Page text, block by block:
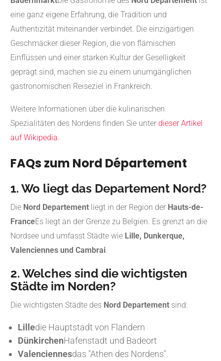
eine ganz eigene Erfahrung, die Tradition und
Authentizität miteinander verbindet. Die einzigartigen
Geschmäcker dieser Region, die von flämischen
Einflüssen und einer starken Kultur der Geselligkeit
geprägt sind, machen sie zu einem unumgänglichen
gastronomischen Reiseziel in Frankreich.
Weitere Informationen über die kulinarischen
Spezialitäten des Nordens finden Sie unter dieser Artikel
auf Wikipedia
FAQs zum Nord Département
1. Wo liegt das Departement Nord?
Die Nord Departement liegt in der Region der Hauts-de-
FranceEs liegt an der Grenze zu Belgien. Es grenzt an die
Nordsee und umfasst Städte wie Lille, Dunkerque,
Valenciennes und Cambrai
2. Welches sind die wichtigsten
Städte im Norden?
Die wichtigsten Städte des Nord Departement sind:
Lilledie Hauptstadt von Flandern
DünkirchenHafenstadt und Badeort
Valenciennesdas "Athen des Nordens".